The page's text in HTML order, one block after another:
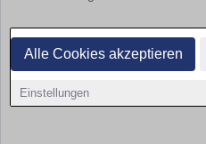
Alle Cookies akzeptieren
Einstellungen